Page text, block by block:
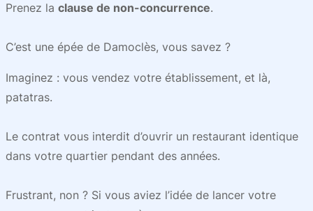
Prenez la clause de non-concurrence.
C’est une épée de Damoclès, vous savez ?
Imaginez : vous vendez votre établissement, et là,
patatras.
Le contrat vous interdit d’ouvrir un restaurant identique
dans votre quartier pendant des années.
Frustrant, non ? Si vous aviez l’idée de lancer votre